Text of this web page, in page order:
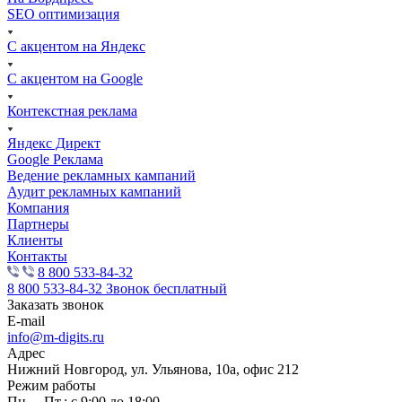
SEO оптимизация
С акцентом на Яндекс
С акцентом на Google
Контекстная реклама
Яндекс Директ
Google Реклама
Ведение рекламных кампаний
Аудит рекламных кампаний
Компания
Партнеры
Клиенты
Контакты
8 800 533-84-32
8 800 533-84-32 Звонок бесплатный
Заказать звонок
E-mail
info@m-digits.ru
Адрес
Нижний Новгород, ул. Ульянова, 10а, офис 212
Режим работы